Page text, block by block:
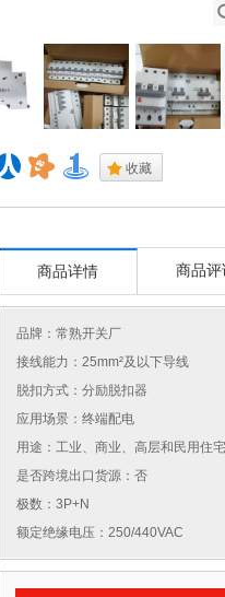
. 收藏
商品详情 商品评
品牌： 常熟开关厂
接线能力：25mm²及以下导线
脱扣方式：分励脱扣器
应用场景：终端配电
用途：工业、商业、高层和民用住
是否跨境出口货源：否
极数：3P+N
额定绝缘电压：250/440VAC